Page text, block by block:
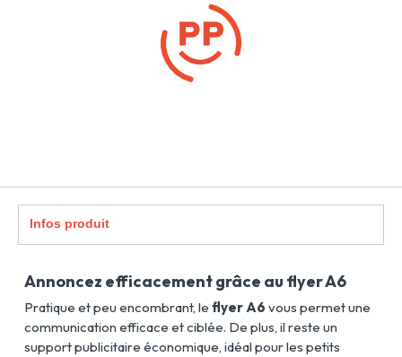
Infos produit
Annoncez efficacement grâce au flyer A6
Pratique et peu encombrant, le flyer A6 vous permet une
communication efficace et ciblée. De plus, il reste un
support publicitaire économique, idéal pour les petits